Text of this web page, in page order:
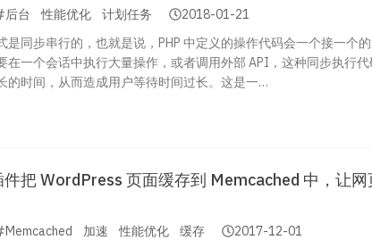
后台 性能优化 计划任务
2018-01-21
是同步串行的，也就是说，PHP 中定义的操作代码会一个接一个
在一个会话中执行大量操作，或者调用外部 API，这种同步执行代
的时间，从而造成用户等待时间过长。这是一…
件把 WordPress 页面缓存到 Memcached 中，让网
Memcached 加速 性能优化 缓存
2017-12-01